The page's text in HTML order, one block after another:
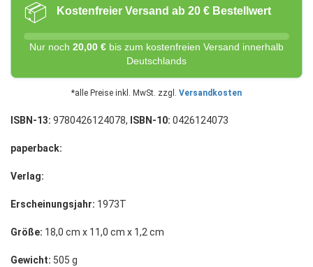
📦 Kostenfreier Versand ab 20 € Bestellwert
Nur noch 20,00 € bis zum kostenfreien Versand innerhalb
Deutschlands
*alle Preise inkl. MwSt. zzgl. Versandkosten
ISBN-13: 9780426124078, ISBN-10: 0426124073
paperback:
Verlag:
Erscheinungsjahr: 1973T
Größe: 18,0 cm x 11,0 cm x 1,2 cm
Gewicht: 505 g